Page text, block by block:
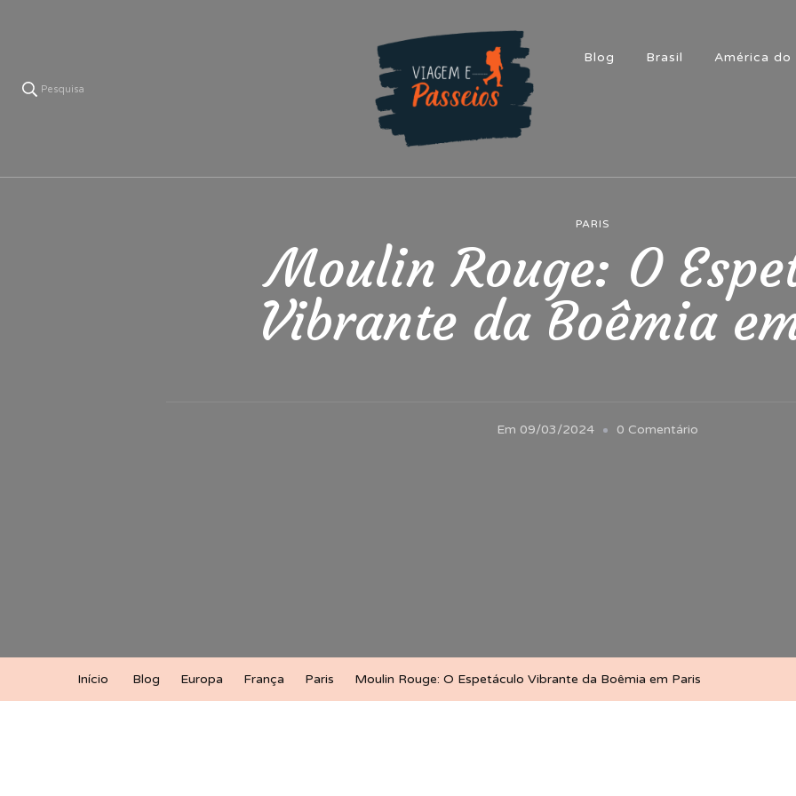
Pesquisa
Viagem e Passeios
Blog Brasil América do
PARIS
Moulin Rouge: O
Vibrante da Boêmia
Em 09/03/2024 0 ComentárioEm
Paris
Início
Blog Europa França Paris Moulin Rouge: O Espetáculo Vibrante da Boêmia em Paris